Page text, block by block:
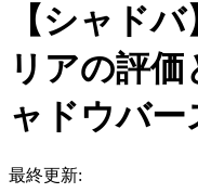
【シャド
リアの評
ャドウバー
最終更新: